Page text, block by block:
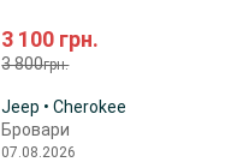
3 100 грн.
3 800грн.
Jeep • Cherokee
Бровари
07.08.2026